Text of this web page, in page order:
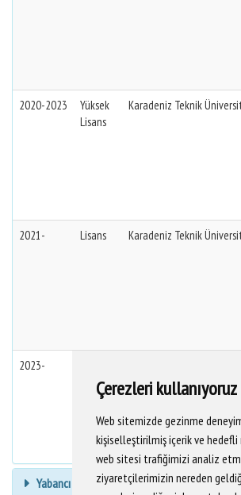
Çerezleri kullanıyoruz
Web sitemizde gezinme
kişiselleştirilmiş içerik ve
web sitesi trafiğimizi analiz
ziyaretçilerimizin nereden
2020-2023
Yüksek
Lisans
Karadeniz Teknik
2021-
Lisans Karadeniz Teknik
2023-
Yabancı Dil Bilgisi